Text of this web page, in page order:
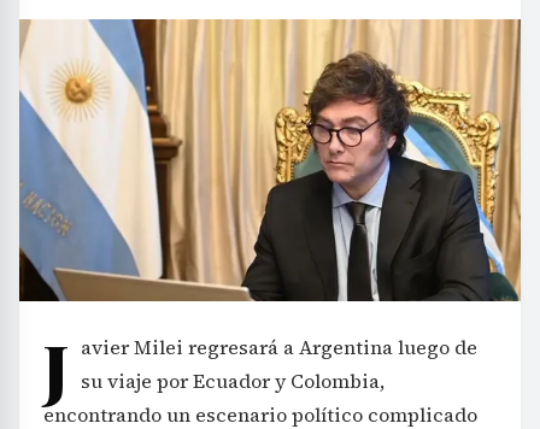
J avier Milei regresará a Argentina luego de
su viaje por Ecuador y Colombia,
encontrando un escenario político complicado